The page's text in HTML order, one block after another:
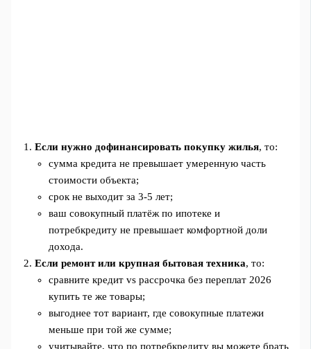
Если нужно дофинансировать покупку жилья, то:
сумма кредита не превышает умеренную часть
стоимости объекта;
срок не выходит за 3-5 лет;
ваш совокупный платёж по ипотеке и
потребкредиту не превышает комфортной доли
дохода.
Если ремонт или крупная бытовая техника, то:
сравните кредит vs рассрочка без переплат 2026
купить те же товары;
выгоднее тот вариант, где совокупные платежи
меньше при той же сумме;
учитывайте, что по потребкредиту вы можете брать